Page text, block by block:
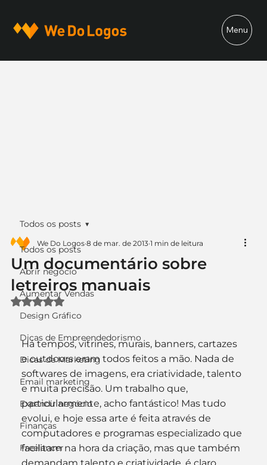
Menu
Todos os posts
Abrir negócio
Aumentar Vendas
Design Gráfico
Dicas de Empreendedorismo
Dicas de Marketing
Email marketing
Expandir negócio
Finanças
Freelancer
Todos os posts
Um documentário sobre
letreiros manuais
We Do Logos 8 de mar. de 2013 1 min de leitura
Avaliado com NaN de 5 estrelas.
Há tempos, vitrines, murais, banners, cartazes
e outdoors eram todos feitos a mão. Nada de
softwares de imagens, era criatividade, talento
e muita precisão. Um trabalho que,
particularmente, acho fantástico! Mas tudo
evolui, e hoje essa arte é feita através de
computadores e programas especializado que
facilitam na hora da criação, mas que também